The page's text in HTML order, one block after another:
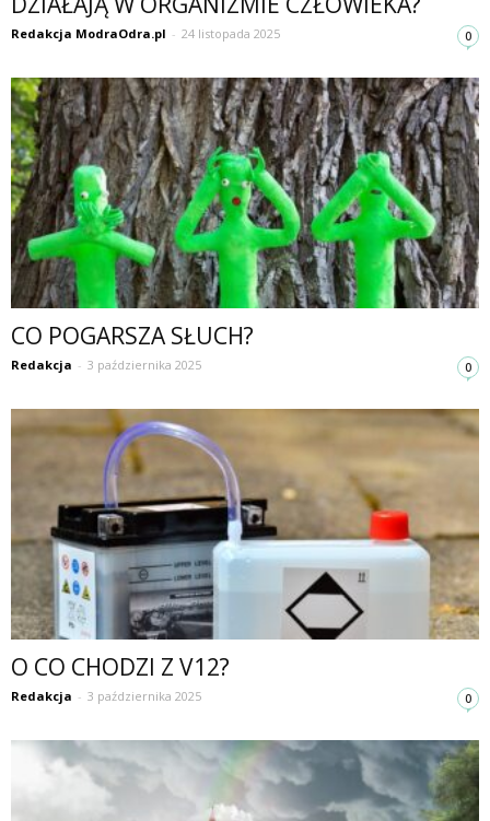
Redakcja ModraOdra.pl - 24 listopada 2025 0
CO POGARSZA SŁUCH?
Redakcja - 3 października 2025 0
O CO CHODZI Z V12?
Redakcja - 3 października 2025 0